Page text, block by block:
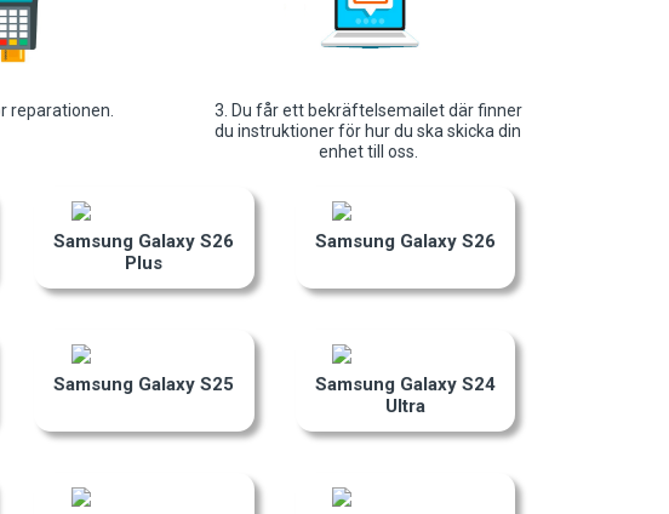
reparationen.
3. Du får ett bekräftelsemailet där finner
du instruktioner för hur du ska skicka din
enhet till oss.
Samsung Galaxy S26
Plus
Samsung Galaxy S26
Samsung Galaxy S25
Samsung Galaxy S24
Ultra